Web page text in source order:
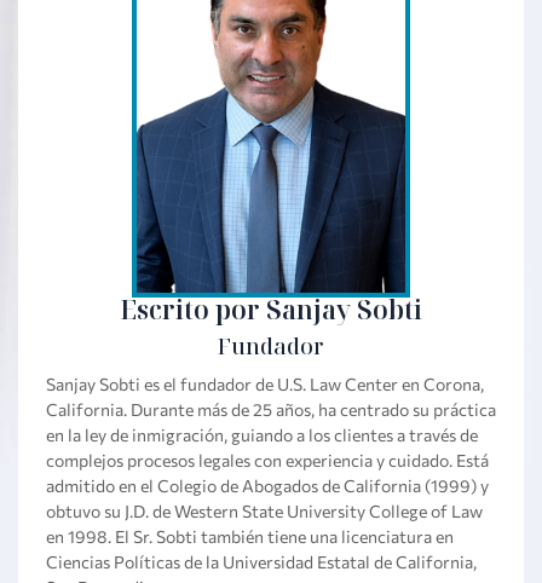
Escrito por Sanjay Sobti
Fundador
Sanjay Sobti es el fundador de U.S. Law Center en Corona,
California. Durante más de 25 años, ha centrado su práctica
en la ley de inmigración, guiando a los clientes a través de
complejos procesos legales con experiencia y cuidado. Está
admitido en el Colegio de Abogados de California (1999) y
obtuvo su J.D. de Western State University College of Law
en 1998. El Sr. Sobti también tiene una licenciatura en
Ciencias Políticas de la Universidad Estatal de California,